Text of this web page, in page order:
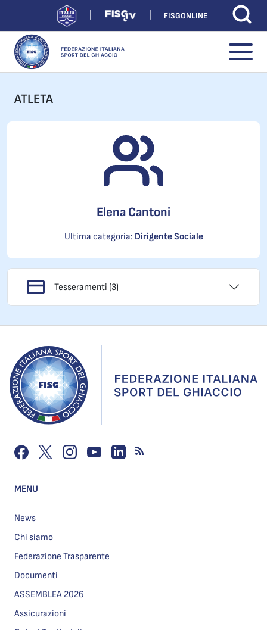
FISGONLINE
ATLETA
Elena Cantoni
Ultima categoria: Dirigente Sociale
Tesseramenti (3)
MENU
News
Chi siamo
Federazione Trasparente
Documenti
ASSEMBLEA 2026
Assicurazioni